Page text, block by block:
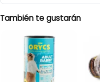
También te gustarán